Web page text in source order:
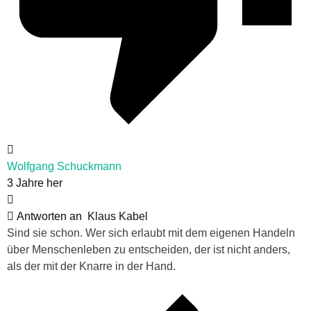
Wolfgang Schuckmann
3 Jahre her
Antworten an
Klaus Kabel
Sind sie schon. Wer sich erlaubt mit dem eigenen Handeln
über Menschenleben zu entscheiden, der ist nicht anders,
als der mit der Knarre in der Hand.